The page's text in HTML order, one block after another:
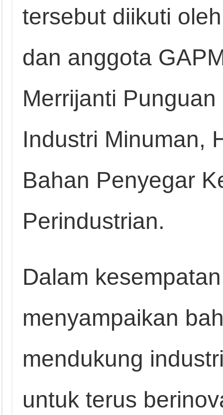
tersebut diikuti
dan anggota
Merrijanti
Industri Minuman,
Bahan Penyegar
Perindustrian.
Dalam
menyampaikan
mendukung
untuk terus